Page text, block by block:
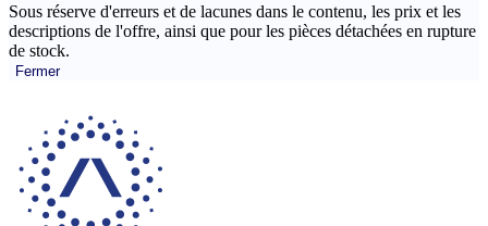
Sous réserve d'erreurs et de lacunes dans le contenu, les prix et les
descriptions de l'offre, ainsi que pour les pièces détachées en rupture
de stock.
Fermer